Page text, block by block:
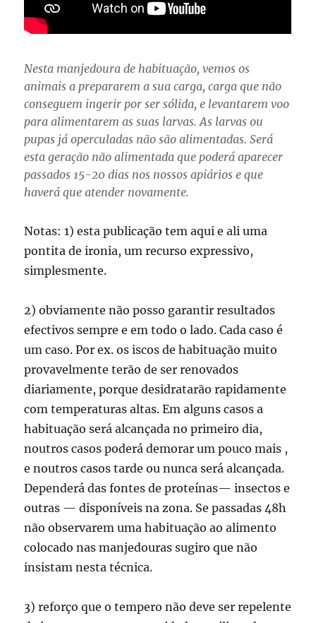
Nesta manjedoura de habituação, vemos os
animais a prepararem a sua carga, carga que não
conseguem ingerir por ser sólida, e levantarem voo
para alimentarem as suas larvas. As larvas ou
pupas já operculadas não são alimentadas. Será
esta geração não alimentada que poderá aparecer
passados 15-20 dias nos nossos apiários e que
haverá que atender novamente.
Notas: 1) esta publicação tem aqui e ali uma
pontita de ironia, um recurso expressivo,
simplesmente.
2) obviamente não posso garantir resultados
efectivos sempre e em todo o lado. Cada caso é
um caso. Por ex. os iscos de habituação muito
provavelmente terão de ser renovados
diariamente, porque desidratarão rapidamente
com temperaturas altas. Em alguns casos a
habituação será alcançada no primeiro dia,
noutros casos poderá demorar um pouco mais ,
e noutros casos tarde ou nunca será alcançada.
Dependerá das fontes de proteínas— insectos e
outras — disponíveis na zona. Se passadas 48h
não observarem uma habituação ao alimento
colocado nas manjedouras sugiro que não
insistam nesta técnica.
3) reforço que o tempero não deve ser repelente